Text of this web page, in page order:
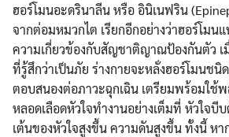
ฮอร์โมนอะดรินาลีน หรือ อินิเนฟริน
จากต่อมหมวกไต เรียกอีกอย่างว่าฮอร์โมน
ความเกี่ยวข้องกับสัญชาติญาณป้องกันตัว
ที่รู้สึกว่าเป็นภัย ร่างกายจะหลั่งฮอร์โมนชนิ
ตอบสนองต่อภาวะฉุกเฉิน เตรียมพร้อมใช้พ
หลอดเลือดหัวใจทำงานอย่างเต็มที่ หัวใจบี
เต้นของหัวใจสูงขึ้น ความดันสูงขึ้น ทั้งนี้ หา